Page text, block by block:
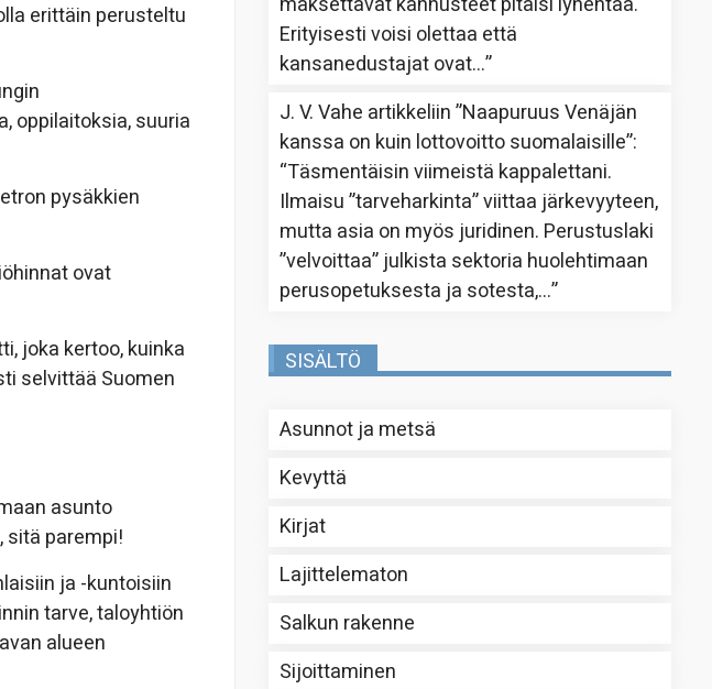
erittäin perusteltu
oppilaitoksia, suuria
pysäkkien
ovat
joka kertoo, kuinka
selvittää Suomen
asunto
sitä parempi!
ja -kuntoisiin
tarve, taloyhtiön
alueen
Erityisesti voisi olettaa että
kansanedustajat ovat…”
J. V. Vahe artikkeliin”Naapuruus Venäjän
kanssa on kuin lottovoitto suomalaisille”:
“Täsmentäisin viimeistä kappalettani.
Ilmaisu ”tarveharkinta” viittaa järkevyyteen,
mutta asia on myös juridinen. Perustuslaki
”velvoittaa” julkista sektoria huolehtimaan
perusopetuksesta ja sotesta,…”
SISÄLTÖ
Asunnot ja metsä
Kevyttä
Kirjat
Lajittelematon
Salkun rakenne
Sijoittaminen